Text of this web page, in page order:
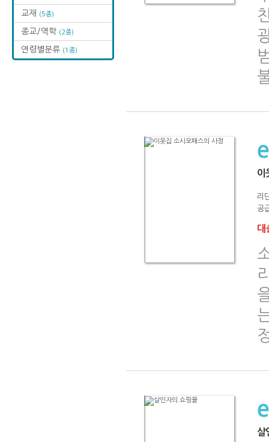
교재 (5종)
종교/역학 (2종)
연령별분류 (1종)
이
리
공
대
살